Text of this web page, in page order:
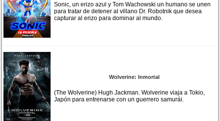
Sonic, un erizo azul y Tom Wachowski un humano se unen
para tratar de detener al villano Dr. Robotnik que desea
capturar al erizo para dominar al mundo.
Wolverine: Inmortal
(The Wolverine) Hugh Jackman. Wolverine viaja a Tokio,
Japón para entrenarse con un guerrero samurái.